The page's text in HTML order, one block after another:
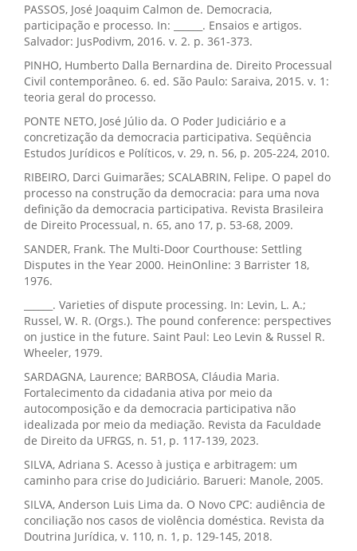
PASSOS, José Joaquim Calmon de. Democracia,
participação e processo. In: ______. Ensaios e artigos.
Salvador: JusPodivm, 2016. v. 2. p. 361-373.
PINHO, Humberto Dalla Bernardina de. Direito Processual
Civil contemporâneo. 6. ed. São Paulo: Saraiva, 2015. v. 1:
teoria geral do processo.
PONTE NETO, José Júlio da. O Poder Judiciário e a
concretização da democracia participativa. Seqüência
Estudos Jurídicos e Políticos, v. 29, n. 56, p. 205-224, 2010.
RIBEIRO, Darci Guimarães; SCALABRIN, Felipe. O papel do
processo na construção da democracia: para uma nova
definição da democracia participativa. Revista Brasileira
de Direito Processual, n. 65, ano 17, p. 53-68, 2009.
SANDER, Frank. The Multi-Door Courthouse: Settling
Disputes in the Year 2000. HeinOnline: 3 Barrister 18,
1976.
______. Varieties of dispute processing. In: Levin, L. A.;
Russel, W. R. (Orgs.). The pound conference: perspectives
on justice in the future. Saint Paul: Leo Levin & Russel R.
Wheeler, 1979.
SARDAGNA, Laurence; BARBOSA, Cláudia Maria.
Fortalecimento da cidadania ativa por meio da
autocomposição e da democracia participativa não
idealizada por meio da mediação. Revista da Faculdade
de Direito da UFRGS, n. 51, p. 117-139, 2023.
SILVA, Adriana S. Acesso à justiça e arbitragem: um
caminho para crise do Judiciário. Barueri: Manole, 2005.
SILVA, Anderson Luis Lima da. O Novo CPC: audiência de
conciliação nos casos de violência doméstica. Revista da
Doutrina Jurídica, v. 110, n. 1, p. 129-145, 2018.